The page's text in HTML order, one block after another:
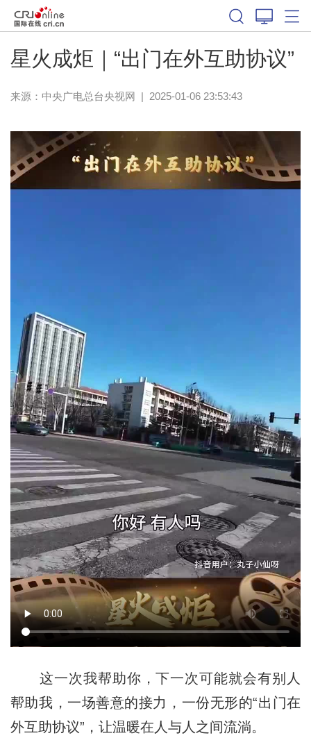
星火成炬｜“出门在外互助协议”
来源： 中央广电总台央视网 | 2025-01-06 23:53:43
这一次我帮助你，下一次可能就会有别人
帮助我，一场善意的接力，一份无形的“出门在
外互助协议”，让温暖在人与人之间流淌。